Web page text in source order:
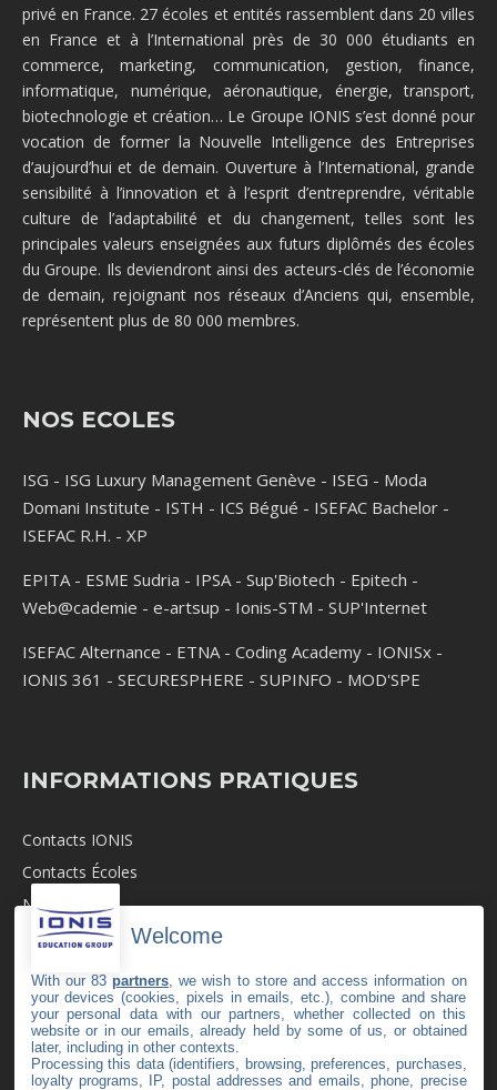
privé en France. 27 écoles et entités rassemblent dans 20 villes
en France et à l’International près de 30 000 étudiants en
commerce, marketing, communication, gestion, finance,
informatique, numérique, aéronautique, énergie, transport,
biotechnologie et création… Le Groupe IONIS s’est donné pour
vocation de former la Nouvelle Intelligence des Entreprises
d’aujourd’hui et de demain. Ouverture à l’International, grande
sensibilité à l’innovation et à l’esprit d’entreprendre, véritable
culture de l’adaptabilité et du changement, telles sont les
principales valeurs enseignées aux futurs diplômés des écoles
du Groupe. Ils deviendront ainsi des acteurs-clés de l’économie
de demain, rejoignant nos réseaux d’Anciens qui, ensemble,
représentent plus de 80 000 membres.
NOS ECOLES
ISG - ISG Luxury Management Genève - ISEG - Moda
Domani Institute - ISTH - ICS Bégué - ISEFAC Bachelor -
ISEFAC R.H. - XP
EPITA - ESME Sudria - IPSA - Sup'Biotech - Epitech -
Web@cademie - e-artsup - Ionis-STM - SUP'Internet
ISEFAC Alternance - ETNA - Coding Academy - IONISx -
IONIS 361 - SECURESPHERE - SUPINFO - MOD'SPE
INFORMATIONS PRATIQUES
Contacts IONIS
Contacts Écoles
Newsroom
Revue de Presse
Mentions légales
C.G.V
Politique de cookies
Welcome
With our 83 partners , we wish to store and access information on
your devices (cookies, pixels in emails, etc.), combine and share
your personal data with our partners, whether collected on this
website or in our emails, already held by some of us, or obtained
later, including in other contexts.
Processing this data (identifiers, browsing, preferences, purchases,
loyalty programs, IP, postal addresses and emails, phone, precise